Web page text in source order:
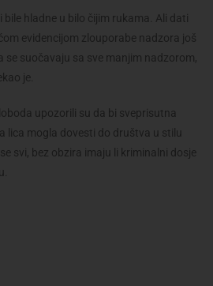
bile hladne u bilo čijim rukama. Ali dati
evidencijom zlouporabe nadzora još
se suočavaju sa sve manjim nadzorom,
je.
upozorili su da bi sveprisutna
lica mogla dovesti do društva u stilu
svi, bez obzira imaju li kriminalni dosje